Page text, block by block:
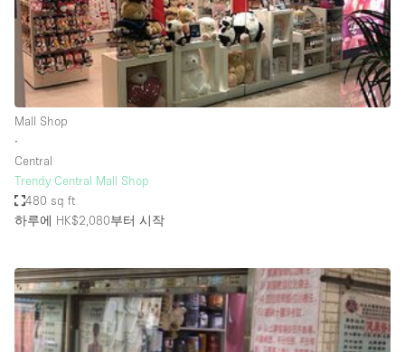
공간 유형
Advertisement Space
Apartment / Loft
Atelier / Workshop Studio
Boat
Boutique / Shop
Conference Room
Mall Shop
∙
Central
Trendy Central Mall Shop
480 sq ft
하루에 HK$2,080부터 시작